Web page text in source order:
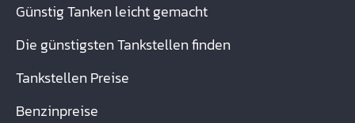
Günstig Tanken leicht gemacht
Die günstigsten Tankstellen finden
Tankstellen Preise
Benzinpreise